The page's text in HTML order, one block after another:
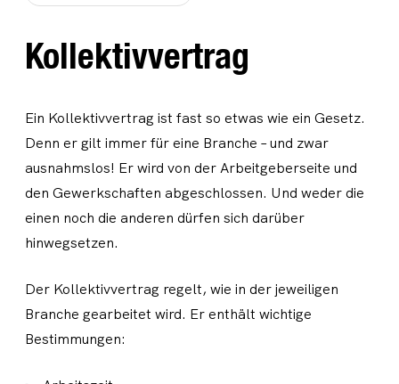
Kollektivvertrag
Ein Kollektivvertrag ist fast so etwas wie ein Gesetz.
Denn er gilt immer für eine Branche – und zwar
ausnahmslos! Er wird von der Arbeitgeberseite und
den Gewerkschaften abgeschlossen. Und weder die
einen noch die anderen dürfen sich darüber
hinwegsetzen.
Der Kollektivvertrag regelt, wie in der jeweiligen
Branche gearbeitet wird. Er enthält wichtige
Bestimmungen: